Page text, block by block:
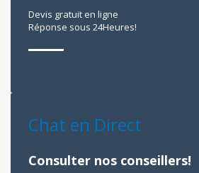
Devis gratuit en ligne
Réponse sous 24Heures!
Chat en Direct
Consulter nos conseillers!